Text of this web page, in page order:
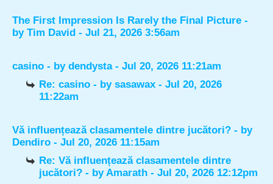
The First Impression Is Rarely the Final Picture -
by Tim David - Jul 21, 2026 3:56am
casino - by dendysta- Jul 20, 2026 11:21am
Re: casino - bysasawax - Jul 20, 2026
11:22am
Vă influențează clasamentele dintre jucători? - by
Dendiro - Jul 20, 2026 11:15am
Re: Vă influențează clasamentele dintre
jucători? - byAmarath - Jul 20, 2026 12:12pm